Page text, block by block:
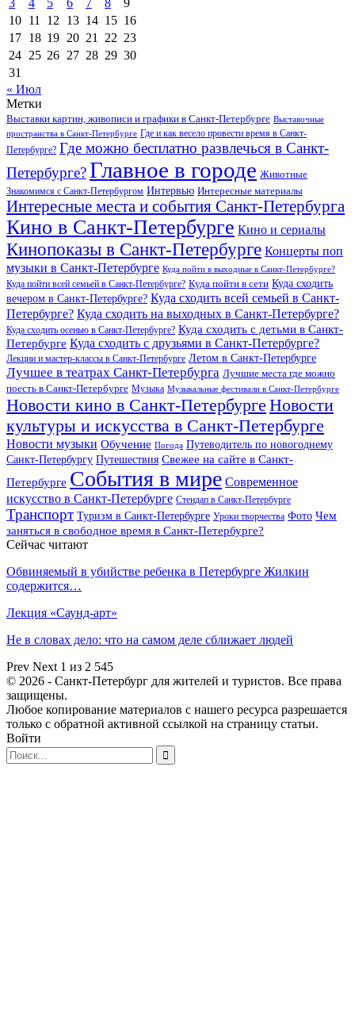
10 11 12 13 14 15 16
17 18 19 20 21 22 23
24 25 26 27 28 29 30
31
« Июл
Метки
Выставки картин, живописи и графики в Санкт-Петербурге Выставочные
пространства в Санкт-Петербурге Где и как весело провести время в Санкт-
Петербурге? Где можно бесплатно развлечься в Санкт-
Петербурге?Главное в городе Животные
Знакомимся с Санкт-Петербургом Интервью Интересные материалы
Интересные места и события Санкт-Петербурга
Кино в Санкт-Петербурге Кино и сериалы
Кинопоказы в Санкт-Петербурге Концерты поп
музыки в Санкт-Петербурге Куда пойти в выходные в Санкт-Петербурге?
Куда пойти всей семьей в Санкт-Петербурге? Куда пойти в сети Куда сходить
вечером в Санкт-Петербурге? Куда сходить всей семьей в Санкт-
Петербурге? Куда сходить на выходных в Санкт-Петербурге?
Куда сходить осенью в Санкт-Петербурге? Куда сходить с детьми в Санкт-
Петербурге Куда сходить с друзьями в Санкт-Петербурге?
Лекции и мастер-классы в Санкт-Петербурге Летом в Санкт-Петербурге
Лучшее в театрах Санкт-Петербурга Лучшие места где можно
поесть в Санкт-Петербурге Музыка Музыкальные фестивали в Санкт-Петербурге
Новости кино в Санкт-Петербурге Новости
культуры и искусства в Санкт-Петербурге
Новости музыки Обучение Погода Путеводитель по новогоднему
Санкт-Петербургу Путешествия Свежее на сайте в Санкт-
Петербурге События в мире Современное
искусство в Санкт-Петербурге Стендап в Санкт-Петербурге
Транспорт Туризм в Санкт-Петербурге Уроки творчества Фото Чем
заняться в свободное время в Санкт-Петербурге?
Сейчас читают
Обвиняемый в убийстве ребенка в Петербурге Жилкин
содержится…
Лекция «Саунд-арт»
Не в словах дело: что на самом деле сближает людей
Prev Next 1 из 2 545
© 2026 - Санкт-Петербург для жителей и туристов. Все права
защищены.
Любое копирование материалов с нашего ресурса разрешается
только с обратной активной ссылкой на страницу статьи.
Войти